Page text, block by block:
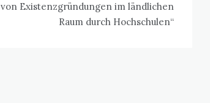
von Existenzgründungen im ländlichen
Raum durch Hochschulen“